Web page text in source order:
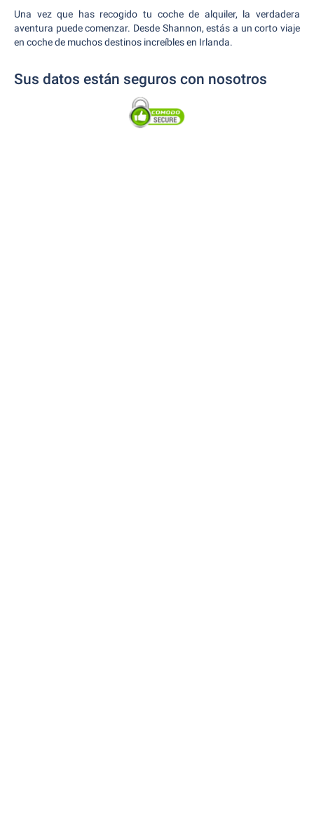
Una vez que has recogido tu coche de alquiler, la verdadera
aventura puede comenzar. Desde Shannon, estás a un corto viaje
en coche de muchos destinos increíbles en Irlanda.
Sus datos están seguros con nosotros